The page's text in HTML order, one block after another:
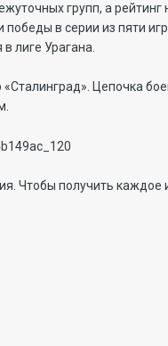
групп, а рейтинг
в серии из пяти
лиге Урагана.
Цепочка
Чтобы получить каждое